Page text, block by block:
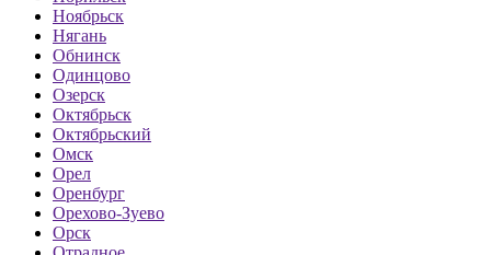
Ноябрьск
Нягань
Обнинск
Одинцово
Озерск
Октябрьск
Октябрьский
Омск
Орел
Оренбург
Орехово-Зуево
Орск